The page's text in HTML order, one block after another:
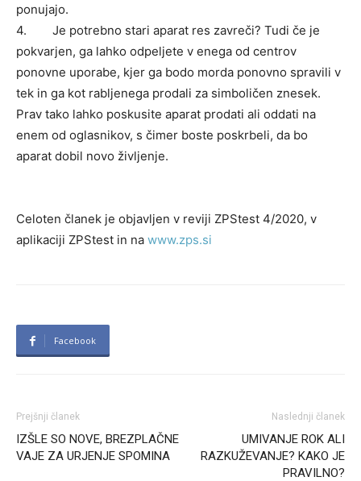
ponujajo.
4. Je potrebno stari aparat res zavreči? Tudi če je
pokvarjen, ga lahko odpeljete v enega od centrov
ponovne uporabe, kjer ga bodo morda ponovno spravili v
tek in ga kot rabljenega prodali za simboličen znesek.
Prav tako lahko poskusite aparat prodati ali oddati na
enem od oglasnikov, s čimer boste poskrbeli, da bo
aparat dobil novo življenje.
Celoten članek je objavljen v reviji ZPStest 4/2020, v
aplikaciji ZPStest in na www.zps.si
Facebook
Prejšnji članek
IZŠLE SO NOVE, BREZPLAČNE
VAJE ZA URJENJE SPOMINA
Naslednji članek
UMIVANJE ROK ALI
RAZKUŽEVANJE? KAKO JE
PRAVILNO?